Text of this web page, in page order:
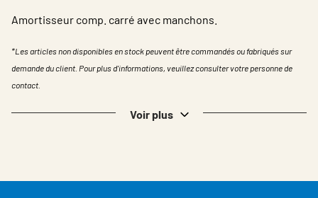
Choisir la langue
Switzerland - French
Amortisseur comp. carré avec manchons.
*Les articles non disponibles en stock peuvent être commandés ou fabriqués sur
demande du client. Pour plus d'informations, veuillez consulter votre personne de
contact.
Voir plus